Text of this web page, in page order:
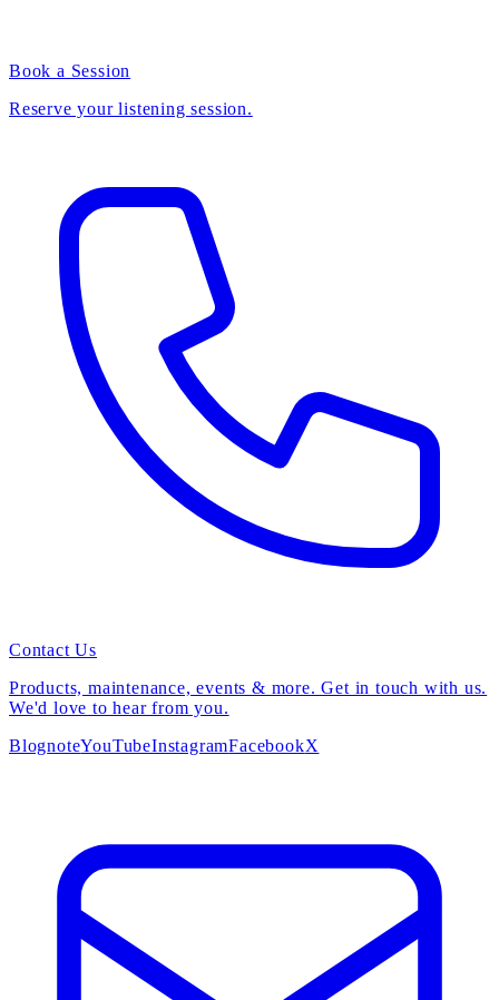
Book a Session
Reserve your listening session.
Contact Us
Products, maintenance, events & more. Get in touch with us.
We'd love to hear from you.
BlognoteYouTubeInstagramFacebookX